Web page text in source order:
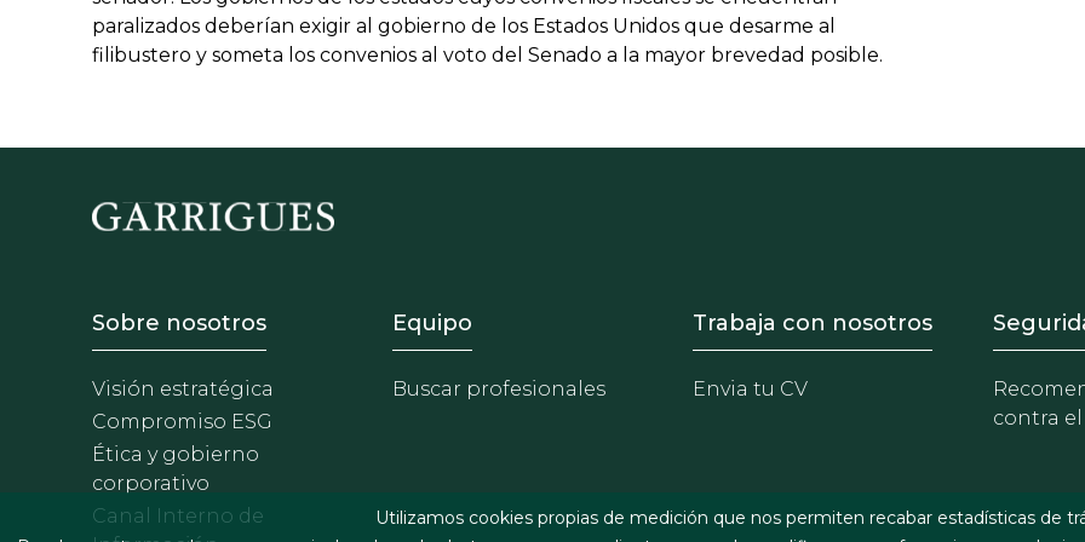
paralizados deberían exigir al gobierno de los Estados Unidos que desarme al
filibustero y someta los convenios al voto del Senado a la mayor brevedad posible.
Footer - Sobre Nosotros
Sobre nosotros
Visión estratégica
Compromiso ESG
Ética y gobierno
corporativo
Canal Interno de
Footer - Equipo
Equipo
Buscar profesionales
Footer - Trabaja con
Trabaja con nosotros
Envia tu CV
contra el
Utilizamos cookies propias de medición que nos permiten recabar estadísticas de